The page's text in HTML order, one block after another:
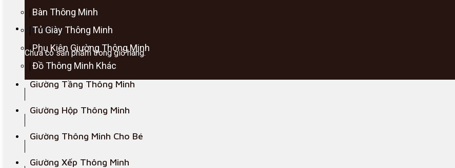
Giỏ hàng
Chưa có sản phẩm trong giỏ hàng.
Bàn Thông Minh
Tủ Giày Thông Minh
Phụ Kiện Giường Thông Minh
Đồ Thông Minh Khác
Giường Tầng Thông Minh
Giường Hộp Thông Minh
Giường Thông Minh Cho Bé
Giường Xếp Thông Minh